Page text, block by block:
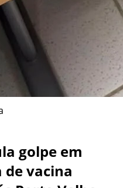
golpe em
vacina